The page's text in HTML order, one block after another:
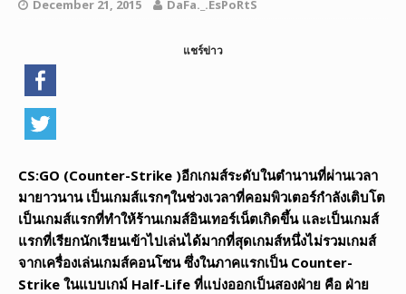
December 21, 2015 DaFa._.EsPoRtS
แชร์ข่าว
CS:GO (Counter-Strike )อีกเกมส์ระดับในตำนานที่ผ่านเวลา
มายาวนาน เป็นเกมส์แรกๆในช่วงเวลาที่คอมพิวเตอร์กำลังเติบโต
เป็นเกมส์แรกที่ทำให้ร้านเกมส์อินเทอร์เน็ตเกิดขึ้น และเป็นเกมส์
แรกที่เรียกนักเรียนเข้าไปเล่นได้มากที่สุดเกมส์หนึ่งไม่รวมเกมส์
จากเครื่องเล่นเกมส์คอนโซน ซึ่งในภาคแรกเป็น Counter-
Strike ในแบบเกม์ Half-Life ที่แบ่งออกเป็นสองฝ่าย คือ ฝ่าย